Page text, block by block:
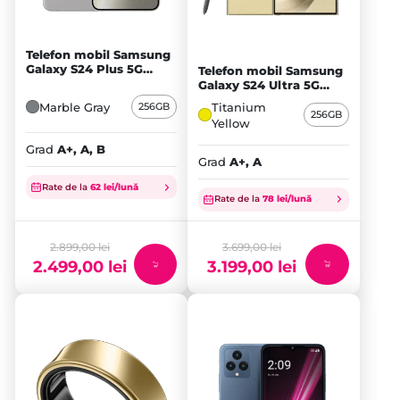
Telefon mobil Samsung
Galaxy S24 Plus 5G
Gray
Marble Gray 256GB
Grad A+, A, B
Rate de la 62 lei/lună
2.899,00lei
Prețul
inițial
2.899,00 lei.
2.499,00 lei
este:
2.499,00 lei.
Telefon mobil Samsung
Galaxy S24 Ultra 5G
Titanium Yellow
Titanium
Yellow
256GB
Grad A+, A
Rate de la 78 lei/lună
3.699,00lei
Prețul
a
3.699,00 lei.
3.199,00 lei
Prețul
este:
3.199,00 lei.